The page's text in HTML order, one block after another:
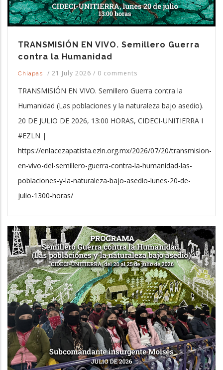
TRANSMISIÓN EN VIVO. Semillero Guerra
contra la Humanidad
Chiapas / 21 July 2026 / 0 comments
TRANSMISIÓN EN VIVO. Semillero Guerra contra la
Humanidad (Las poblaciones y la naturaleza bajo asedio).
20 DE JULIO DE 2026, 13:00 HORAS, CIDECI-UNITIERRA I
#EZLN |
https://enlacezapatista.ezln.org.mx/2026/07/20/transmision-
en-vivo-del-semillero-guerra-contra-la-humanidad-las-
poblaciones-y-la-naturaleza-bajo-asedio-lunes-20-de-
julio-1300-horas/